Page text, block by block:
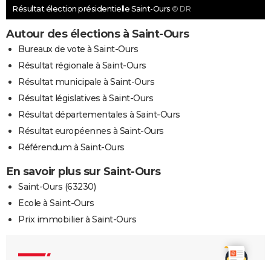
Résultat élection présidentielle Saint-Ours © DR
Autour des élections à Saint-Ours
Bureaux de vote à Saint-Ours
Résultat régionale à Saint-Ours
Résultat municipale à Saint-Ours
Résultat législatives à Saint-Ours
Résultat départementales à Saint-Ours
Résultat européennes à Saint-Ours
Référendum à Saint-Ours
En savoir plus sur Saint-Ours
Saint-Ours (63230)
Ecole à Saint-Ours
Prix immobilier à Saint-Ours